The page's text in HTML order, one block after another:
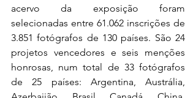
acervo da exposição foram
selecionadas entre 61.062 inscrições de
3.851 fotógrafos de 130 países. São 24
projetos vencedores e seis menções
honrosas, num total de 33 fotógrafos
de 25 países: Argentina, Austrália,